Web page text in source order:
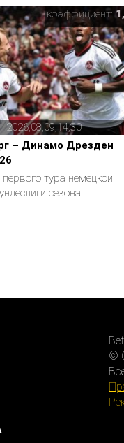
2026,08,09,14,30
коэффициент:
– Динамо Дрезден
тура немецкой
сезона
©